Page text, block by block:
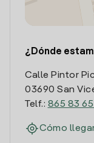
¿Dónde
Calle Pintor
03690 San
Telf.: 865 83 65
Cómo